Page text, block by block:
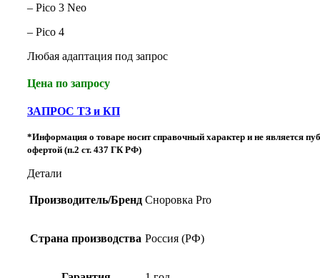
– Pico 3 Neo
– Pico 4
Любая адаптация под запрос
Цена по запросу
ЗАПРОС ТЗ и КП
*Информация о товаре носит справочный характер и не является
офертой (п.2 ст. 437 ГК РФ)
Детали
Производитель/Бренд Сноровка Pro
Страна производства Россия (РФ)